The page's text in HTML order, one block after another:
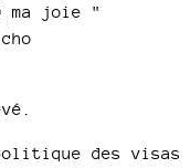
ma joie "
des visas